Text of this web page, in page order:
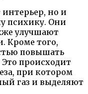
но и
психику. Они
улучшают
Кроме того,
повышать
происходит
при котором
газ и выделяют